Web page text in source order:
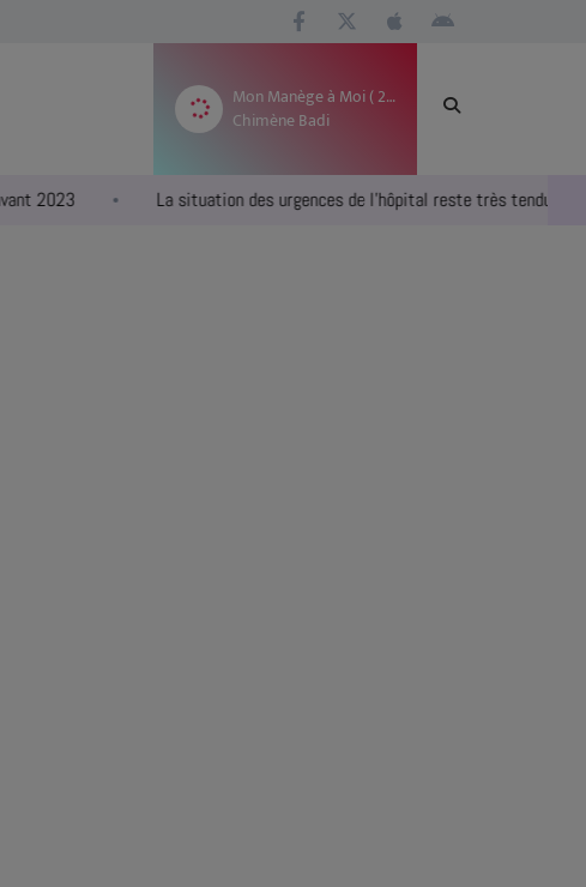
Mon Manège à Moi ( 2023 )
Chimène Badi
La situation des urgences de l’hôpital reste très tendue